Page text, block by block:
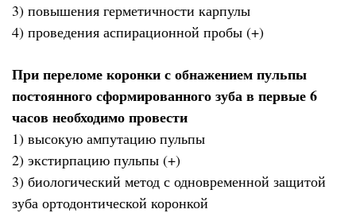
3) повышения герметичности карпулы
4) проведения аспирационной пробы (+)
При переломе коронки с обнажением пульпы
постоянного сформированного зуба в первые 6
часов необходимо провести
1) высокую ампутацию пульпы
2) экстирпацию пульпы (+)
3) биологический метод с одновременной защитой
зуба ортодонтической коронкой